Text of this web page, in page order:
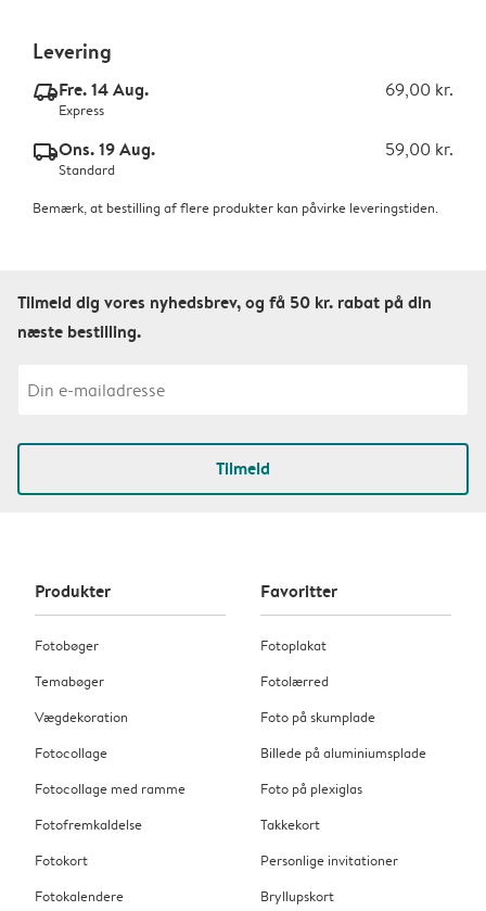
Levering
delivery_express_v2Fre. 14 Aug. 69,00 kr.
Express
delivery_standard_v2Ons. 19 Aug. 59,00 kr.
Standard
Bemærk, at bestilling af flere produkter kan påvirke leveringstiden.
Tilmeld dig vores nyhedsbrev, og få 50 kr. rabat på din
næste bestilling.
Tilmeld
Produkter
Fotobøger
Temabøger
Vægdekoration
Fotocollage
Fotocollage med ramme
Fotofremkaldelse
Fotokort
Fotokalendere
Favoritter
Fotoplakat
Fotolærred
Foto på skumplade
Billede på aluminiumsplade
Foto på plexiglas
Takkekort
Personlige invitationer
Bryllupskort